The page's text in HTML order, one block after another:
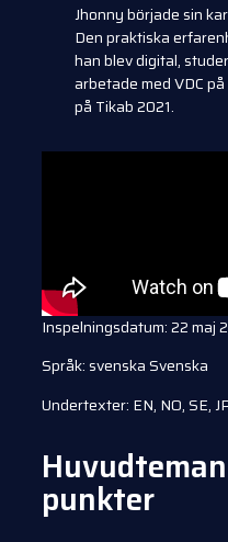
Jhonny började sin
Den praktiska
han blev digital,
arbetade med VDC
på Tikab 2021.
Inspelningsdatum: 22 maj
Språk: svenska Svenska
Undertexter: EN, NO, SE,
punkter